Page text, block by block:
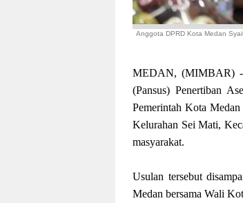
Anggota DPRD Kota Medan
MEDAN, (MIMBAR) -
(Pansus) Penertiban
Pemerintah Kota
Kelurahan Sei Mati,
masyarakat.
Usulan tersebut
Medan bersama Wali